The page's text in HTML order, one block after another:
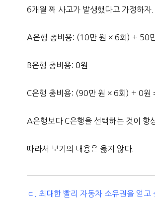
6개월 째 사고가 발생했다고 가정하자.
A은행 총비용: (10만 원 × 6회) + 50
B은행 총비용:0원
C은행 총비용: (90만 원 × 6회) + 0원
A은행보다 C은행을 선택하는 것이 항
따라서 보기의 내용은 옳지 않다.
ㄷ. 최대한 빨리 자동차 소유권을 얻